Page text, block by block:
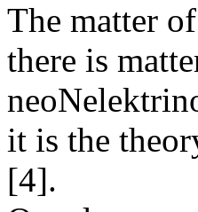
The matter
there is
it is the
[4].